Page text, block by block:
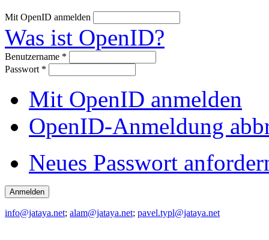
Mit OpenID anmelden
Was ist OpenID?
Benutzername *
Passwort *
Mit OpenID anmelden
OpenID-Anmeldung
Neues Passwort
info@jataya.net; alam@jataya.net; pavel.typl@jataya.net